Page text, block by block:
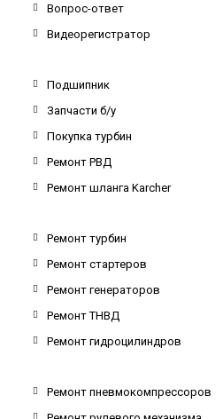
Вопрос-ответ
Видеорегистратор
Подшипник
Запчасти б/у
Покупка турбин
Ремонт РВД
Ремонт шланга Karcher
Ремонт турбин
Ремонт стартеров
Ремонт генераторов
Ремонт ТНВД
Ремонт гидроцилиндров
Ремонт пневмокомпрессоров